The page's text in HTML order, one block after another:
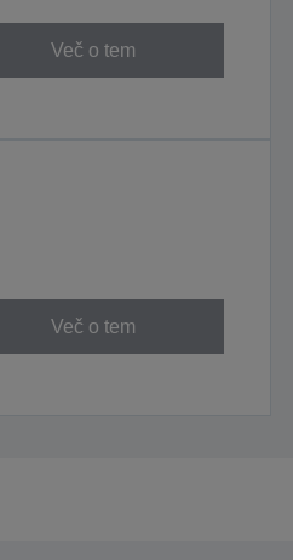
Več o tem
Več o tem